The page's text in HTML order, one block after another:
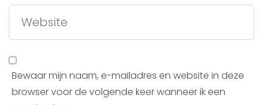
Bewaar mijn naam, e-mailadres en website in deze
browser voor de volgende keer wanneer ik een